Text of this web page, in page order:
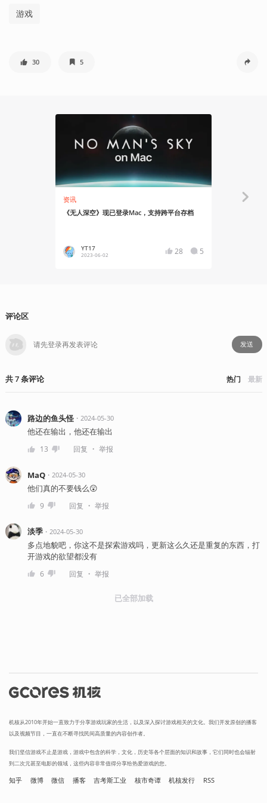
游戏
30 5
资讯
《无人深空》现已登录Mac，支持跨平台存档
YT17
2023-06-02 28 5
评论区
发送
共7条评论 热门 最新
路边的鱼头怪・ 2024-05-30
他还在输出，他还在输出
13 回复 ・ 举报
MaQ・ 2024-05-30
他们真的不要钱么😲
9 回复 ・ 举报
淡季・ 2024-05-30
多点地貌吧，你这不是探索游戏吗，更新这么久还是重复的东西，打
开游戏的欲望都没有
6 回复 ・ 举报
已全部加载
机核从2010年开始一直致力于分享游戏玩家的生活，以及深入探讨游戏相关的文化。我们开发原创的播客
以及视频节目，一直在不断寻找民间高质量的内容创作者。
我们坚信游戏不止是游戏，游戏中包含的科学，文化，历史等各个层面的知识和故事，它们同时也会辐射
到二次元甚至电影的领域，这些内容非常值得分享给热爱游戏的您。
知乎 微博 微信 播客 吉考斯工业 核市奇谭 机核发行 RSS